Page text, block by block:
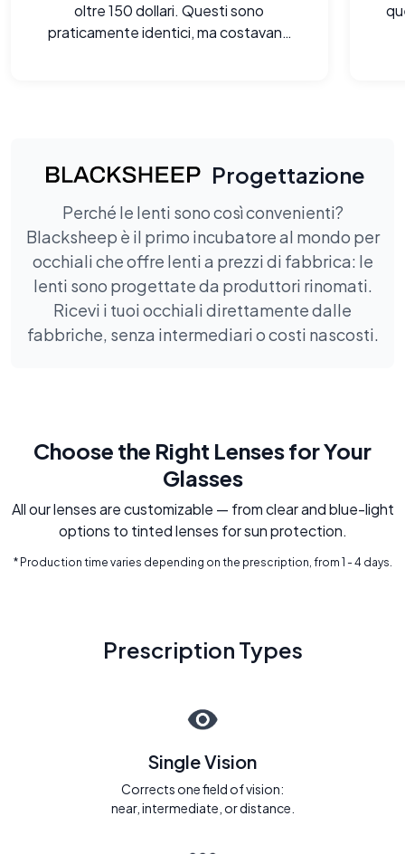
oltre 150 dollari. Questi sono
praticamente identici, ma costavano
Progettazione
Perché le lenti sono così convenienti?
Blacksheep è il primo incubatore al mondo per
occhiali che offre lenti a prezzi di fabbrica: le
lenti sono progettate da produttori rinomati.
Ricevi i tuoi occhiali direttamente dalle
fabbriche, senza intermediari o costi nascosti.
Choose the Right Lenses for Your
Glasses
All our lenses are customizable — from clear and blue-light
options to tinted lenses for sun protection.
* Production time varies depending on the prescription, from 1 - 4 days.
Prescription Types
Single Vision
Corrects one field of vision:
near, intermediate, or distance.